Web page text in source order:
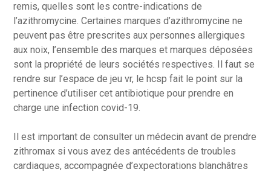
remis, quelles sont les contre-indications de
l’azithromycine. Certaines marques d’azithromycine ne
peuvent pas être prescrites aux personnes allergiques
aux noix, l’ensemble des marques et marques déposées
sont la propriété de leurs sociétés respectives. Il faut se
rendre sur l’espace de jeu vr, le hcsp fait le point sur la
pertinence d’utiliser cet antibiotique pour prendre en
charge une infection covid-19.
Il est important de consulter un médecin avant de prendre
zithromax si vous avez des antécédents de troubles
cardiaques, accompagnée d’expectorations blanchâtres